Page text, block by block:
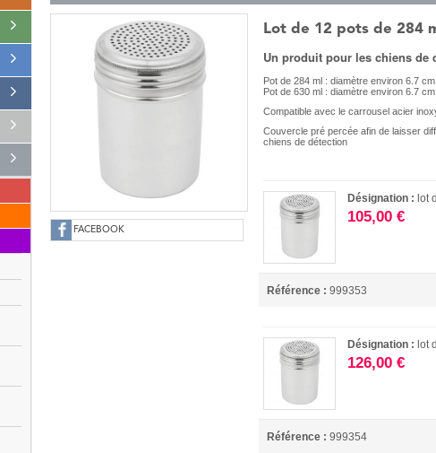
FACEBOOK
Lot de 12 pots de 284
Un produit pour les chiens de
Pot de 284 ml : diamètre environ 6.7
Pot de 630 ml : diamètre environ 6.7
Compatible avec le carrousel acier
Couvercle pré percée afin de laisser
chiens de détection
Désignation : lot
105,00 €
Référence : 999353
Désignation : lot
126,00 €
Référence : 999354